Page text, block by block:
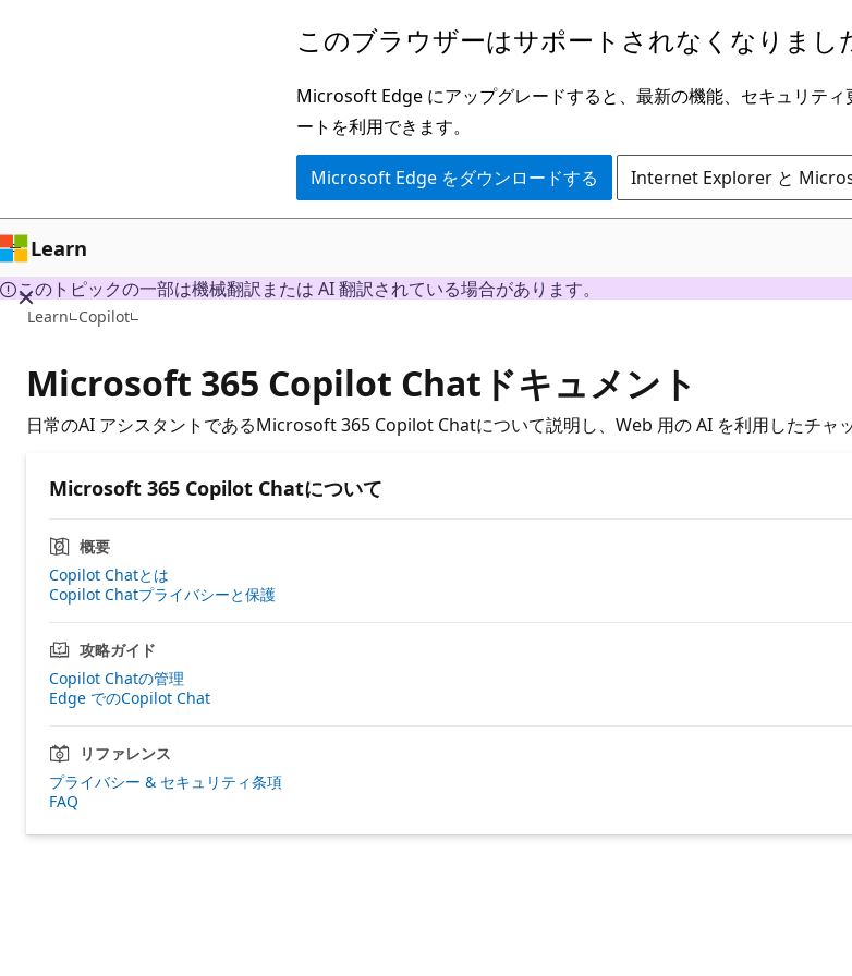
ン
ツ
に
ス
ッ
プ
このブラウザーはサポートされなくなりまし
Microsoft Edge にアップグレードすると、最新の機能、セキュリテ
ートを利用できます。
Microsoft Edge をダウンロードする Internet Explorer と
Learn
このトピックの一部は機械翻訳または AI 翻訳されている場合があります。
Learn Copilot
Microsoft 365 Copilot Chatドキュメント
日常のAI アシスタントであるMicrosoft 365 Copilot Chatについて説明し、Web 用の AI を利用したチャ
Microsoft 365 Copilot Chatについて
概要
Copilot Chatとは
Copilot Chatプライバシーと保護
攻略ガイド
Copilot Chatの管理
Edge でのCopilot Chat
リファレンス
プライバシー & セキュリティ条項
FAQ